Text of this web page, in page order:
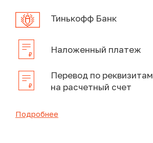
Тинькофф Банк
Наложенный платеж
Перевод по реквизитам
на расчетный счет
Подробнее